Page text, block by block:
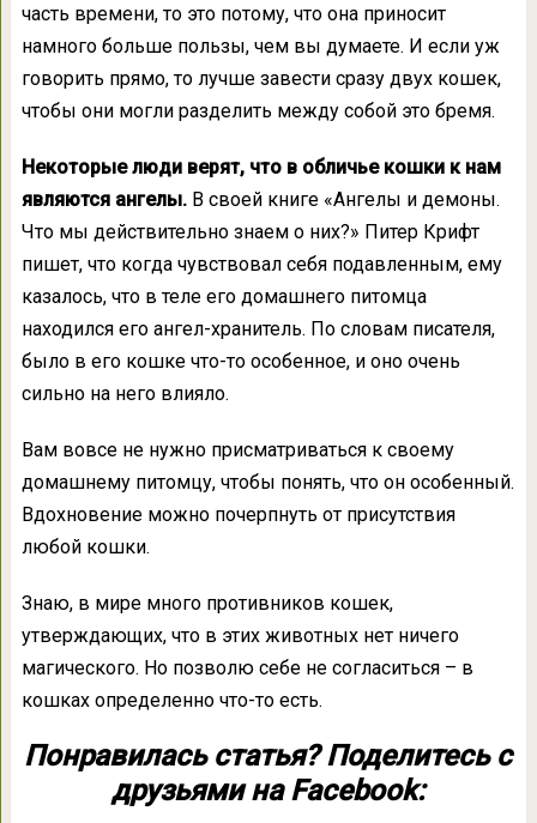
часть времени, то это потому, что она приносит
намного больше пользы, чем вы думаете. И если уж
говорить прямо, то лучше завести сразу двух кошек,
чтобы они могли разделить между собой это бремя.
Некоторые люди верят, что в обличье кошки к нам
являются ангелы.В своей книге «Ангелы и демоны.
Что мы действительно знаем о них?» Питер Крифт
пишет, что когда чувствовал себя подавленным, ему
казалось, что в теле его домашнего питомца
находился его ангел-хранитель. По словам писателя,
было в его кошке что-то особенное, и оно очень
сильно на него влияло.
Вам вовсе не нужно присматриваться к своему
домашнему питомцу, чтобы понять, что он особенный.
Вдохновение можно почерпнуть от присутствия
любой кошки.
Знаю, в мире много противников кошек,
утверждающих, что в этих животных нет ничего
магического. Но позволю себе не согласиться – в
кошках определенно что-то есть.
Понравилась статья? Поделитесь с
друзьями на Facebook: